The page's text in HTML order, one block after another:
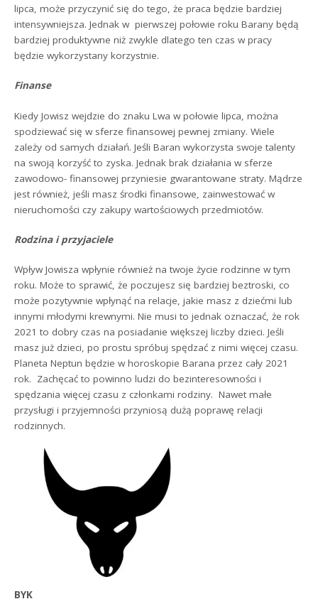
lipca, może przyczynić się do tego, że praca będzie bardziej
intensywniejsza. Jednak w pierwszej połowie roku Barany będą
bardziej produktywne niż zwykle dlatego ten czas w pracy
będzie wykorzystany korzystnie.
Finanse
Kiedy Jowisz wejdzie do znaku Lwa w połowie lipca, można
spodziewać się w sferze finansowej pewnej zmiany. Wiele
zależy od samych działań. Jeśli Baran wykorzysta swoje talenty
na swoją korzyść to zyska. Jednak brak działania w sferze
zawodowo- finansowej przyniesie gwarantowane straty. Mądrze
jest również, jeśli masz środki finansowe, zainwestować w
nieruchomości czy zakupy wartościowych przedmiotów.
Rodzina i przyjaciele
Wpływ Jowisza wpłynie również na twoje życie rodzinne w tym
roku. Może to sprawić, że poczujesz się bardziej beztroski, co
może pozytywnie wpłynąć na relacje, jakie masz z dziećmi lub
innymi młodymi krewnymi. Nie musi to jednak oznaczać, że rok
2021 to dobry czas na posiadanie większej liczby dzieci. Jeśli
masz już dzieci, po prostu spróbuj spędzać z nimi więcej czasu.
Planeta Neptun będzie w horoskopie Barana przez cały 2021
rok. Zachęcać to powinno ludzi do bezinteresowności i
spędzania więcej czasu z członkami rodziny. Nawet małe
przysługi i przyjemności przyniosą dużą poprawę relacji
rodzinnych.
BYK